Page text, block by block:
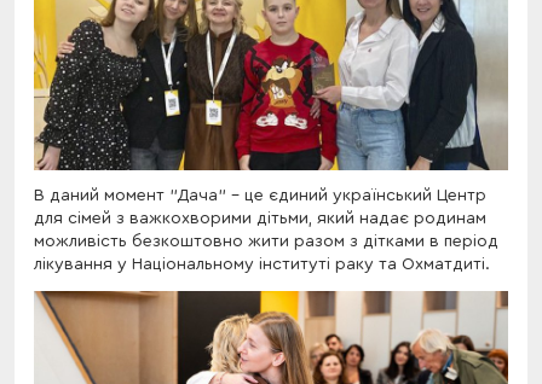
В даний момент "Дача" - це єдиний український Центр
для сімей з важкохворими дітьми, який надає родинам
можливість безкоштовно жити разом з дітками в період
лікування у Національному інституті раку та Охматдиті.